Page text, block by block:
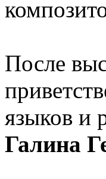
После
языков и
Галина